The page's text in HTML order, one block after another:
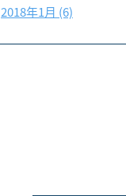
2018年1月 (6)